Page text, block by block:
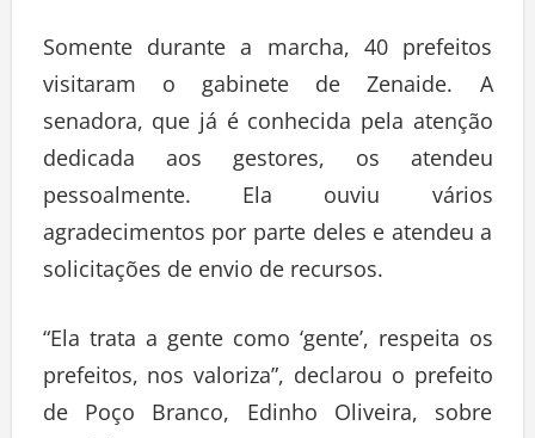
Somente durante a marcha, 40 prefeitos
visitaram o gabinete de Zenaide. A
senadora, que já é conhecida pela atenção
dedicada aos gestores, os atendeu
pessoalmente. Ela ouviu vários
agradecimentos por parte deles e atendeu a
solicitações de envio de recursos.
“Ela trata a gente como ‘gente’, respeita os
prefeitos, nos valoriza”, declarou o prefeito
de Poço Branco, Edinho Oliveira, sobre